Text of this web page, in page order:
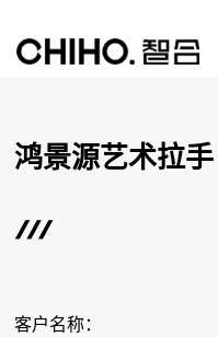
鸿景源艺术拉手
客户名称：